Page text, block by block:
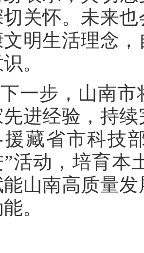
关怀。未来
文明生活理念
。
下一步，山南市
先进经验，持
援藏省市科技
”活动，培育本
能山南高质量
。